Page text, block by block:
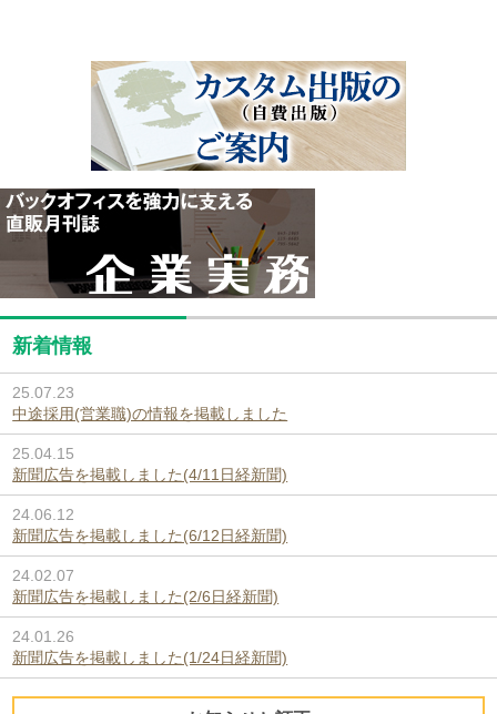
新着情報
25.07.23
中途採用(営業職)の情報を掲載しました
25.04.15
新聞広告を掲載しました(4/11日経新聞)
24.06.12
新聞広告を掲載しました(6/12日経新聞)
24.02.07
新聞広告を掲載しました(2/6日経新聞)
24.01.26
新聞広告を掲載しました(1/24日経新聞)